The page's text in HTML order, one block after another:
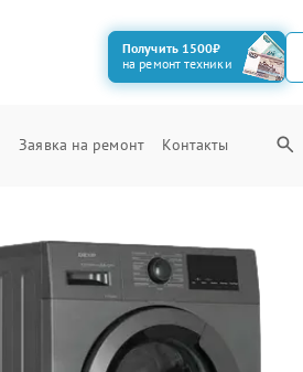
Получить 1500₽
на ремонт техники
Заявка на ремонт Контакты